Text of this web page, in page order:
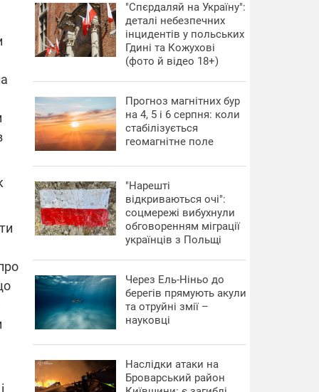
"Спєрдаляй на Україну":
деталі небезпечних
інцидентів у польських
Гдині та Кожухові
(фото й відео 18+)
Прогноз магнітних бур
на 4, 5 і 6 серпня: коли
стабілізується
геомагнітне поле
"Нарешті
відкриваються очі":
соцмережі вибухнули
обговоренням міграції
українців з Польщі
Через Ель-Ніньо до
берегів прямують акули
та отруйні змії –
науковці
Наслідки атаки на
Броварський район